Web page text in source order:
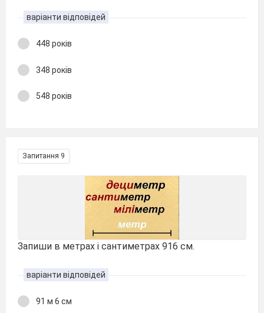
варіанти відповідей
448 років
348 років
548 років
Запитання 9
Запиши в метрах і сантиметрах 916 см.
варіанти відповідей
91 м 6 см